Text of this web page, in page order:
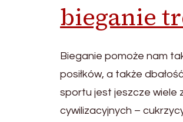
bieganie
Bieganie pomoże nam
posiłków, a także
sportu jest jeszcze wiele
cywilizacyjnych –